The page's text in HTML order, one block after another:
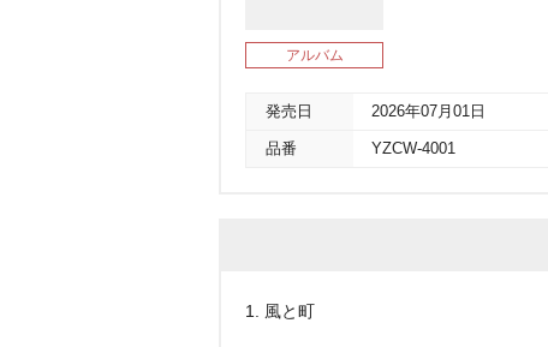
アルバム
発売日 2026年07月01日
品番 YZCW-4001
1. 風と町